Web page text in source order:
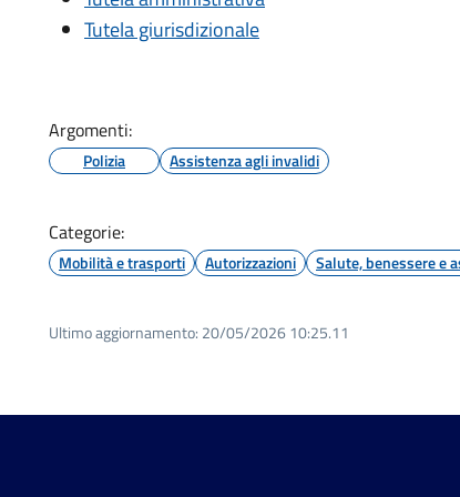
Tutela giurisdizionale
Argomenti:
Polizia Assistenza agli invalidi
Categorie:
Mobilità e trasporti Autorizzazioni Salute, benessere e
Ultimo aggiornamento: 20/05/2026 10:25.11